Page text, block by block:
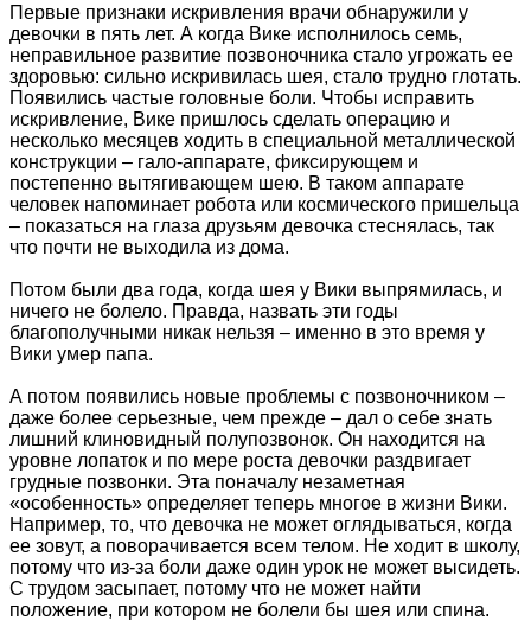
Первые признаки искривления врачи обнаружили у
девочки в пять лет. А когда Вике исполнилось семь,
неправильное развитие позвоночника стало угрожать ее
здоровью: сильно искривилась шея, стало трудно глотать.
Появились частые головные боли. Чтобы исправить
искривление, Вике пришлось сделать операцию и
несколько месяцев ходить в специальной металлической
конструкции – гало-аппарате, фиксирующем и
постепенно вытягивающем шею. В таком аппарате
человек напоминает робота или космического пришельца
– показаться на глаза друзьям девочка стеснялась, так
что почти не выходила из дома.
Потом были два года, когда шея у Вики выпрямилась, и
ничего не болело. Правда, назвать эти годы
благополучными никак нельзя – именно в это время у
Вики умер папа.
А потом появились новые проблемы с позвоночником –
даже более серьезные, чем прежде – дал о себе знать
лишний клиновидный полупозвонок. Он находится на
уровне лопаток и по мере роста девочки раздвигает
грудные позвонки. Эта поначалу незаметная
«особенность» определяет теперь многое в жизни Вики.
Например, то, что девочка не может оглядываться, когда
ее зовут, а поворачивается всем телом. Не ходит в школу,
потому что из-за боли даже один урок не может высидеть.
С трудом засыпает, потому что не может найти
положение, при котором не болели бы шея или спина.